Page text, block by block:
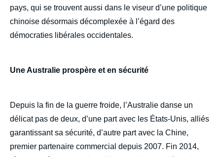
pays, qui se trouvent aussi dans le viseur d’une politique
chinoise désormais décomplexée à l’égard des
démocraties libérales occidentales.
Une Australie prospère et en sécurité
Depuis la fin de la guerre froide, l’Australie danse un
délicat pas de deux, d’une part avec les États-Unis, alliés
garantissant sa sécurité, d’autre part avec la Chine,
premier partenaire commercial depuis 2007. Fin 2014,
de
publication
Nadège ROLLAND, « Face à la Chine,